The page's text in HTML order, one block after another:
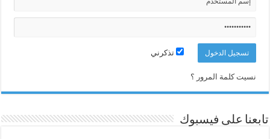
تذكرني
نسيت كلمة المرور ؟
تابعنا على فيسبوك